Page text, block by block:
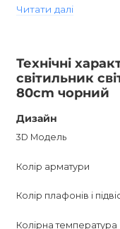
сучасний і стильний
комплекті, що
установці. Дана
забезпечує
Світильник SOLEIL
ідеально підійде для
12-місячну
Читати далі
Технічні
світильник
80cm чорний
Дизайн
3D Модель
Колір арматури
Колір плафонів і
Колірна температура